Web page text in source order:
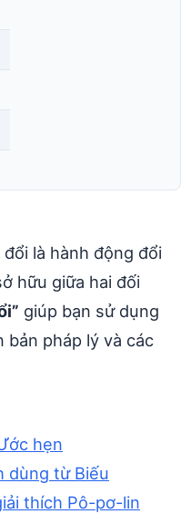
đổi là hành động đổi
hữu giữa hai đối
giúp bạn sử dụng
bản pháp lý và các
hẹn
dùng từ Biếu
thích Pô-pơ-lin